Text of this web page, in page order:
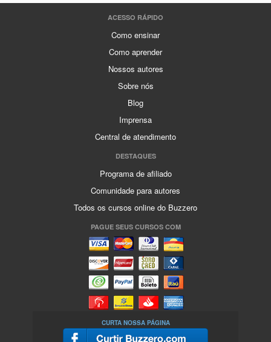
ACESSO RÁPIDO
Como ensinar
Como aprender
Nossos autores
Sobre nós
Blog
Imprensa
Central de atendimento
DESTAQUES
Programa de afiliado
Comunidade para autores
Todos os cursos online do Buzzero
PAGUE SEUS CURSOS COM
CURTA NOSSA PÁGINA